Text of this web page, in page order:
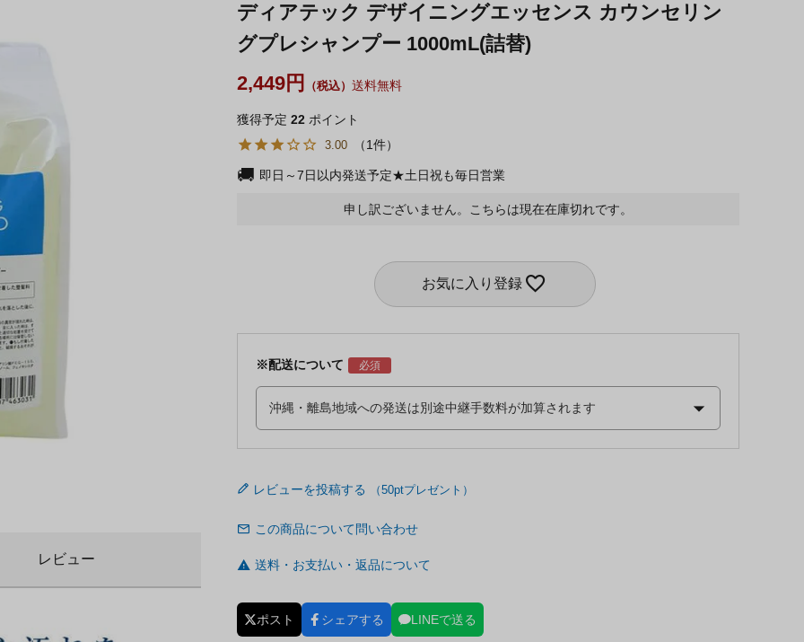
レビュー
ディアテック デザイニングエッセンス カウンセリン
グプレシャンプー 1000mL(詰替)
2,449
送料無料
獲得予定 22 ポイント
3.00 1
即日～7日以内発送予定★土日祝も毎日営業
申し訳ございません。こちらは現在在庫切れです。
お気に入り登録
※配送について
レビューを投稿する
この商品について問い合わせ
送料・お支払い・返品について
ポスト シェアする LINEで送る